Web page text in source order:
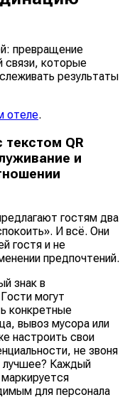
превращение
связи, которые
результаты
отеле.
QR
и
гостям два
И всё. Они
гостя и не
предпочтений.
знак в
могут
конкретные
вывоз мусора или
настроить свои
не звоня
лучшее? Каждый
для персонала